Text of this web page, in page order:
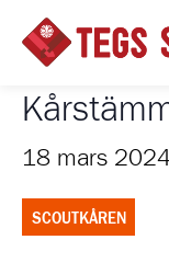
18 mars
SCOUTKÅREN